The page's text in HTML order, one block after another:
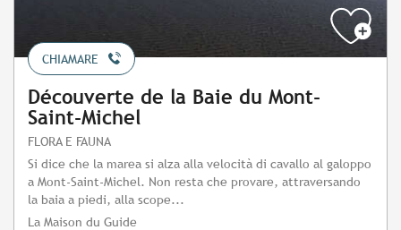
CHIAMARE
Découverte de la Baie du Mont-
Saint-Michel
FLORA E FAUNA
Si dice che la marea si alza alla velocità di cavallo al galoppo
a Mont-Saint-Michel. Non resta che provare, attraversando
la baia a piedi, alla scope...
La Maison du Guide